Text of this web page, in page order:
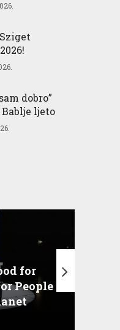
dobro”
ljeto
for
People